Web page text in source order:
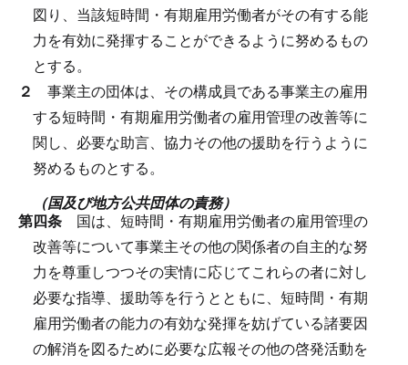
図り、当該短時間・有期雇用労働者がその有する能
力を有効に発揮することができるように努めるもの
とする。
２ 事業主の団体は、その構成員である事業主の雇用
する短時間・有期雇用労働者の雇用管理の改善等に
関し、必要な助言、協力その他の援助を行うように
努めるものとする。
（国及び地方公共団体の責務）
第四条 国は、短時間・有期雇用労働者の雇用管理の
改善等について事業主その他の関係者の自主的な努
力を尊重しつつその実情に応じてこれらの者に対し
必要な指導、援助等を行うとともに、短時間・有期
雇用労働者の能力の有効な発揮を妨げている諸要因
の解消を図るために必要な広報その他の啓発活動を